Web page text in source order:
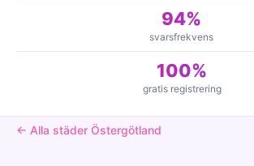
94%
svarsfrekvens
100%
gratis registrering
← Alla städer Östergötland